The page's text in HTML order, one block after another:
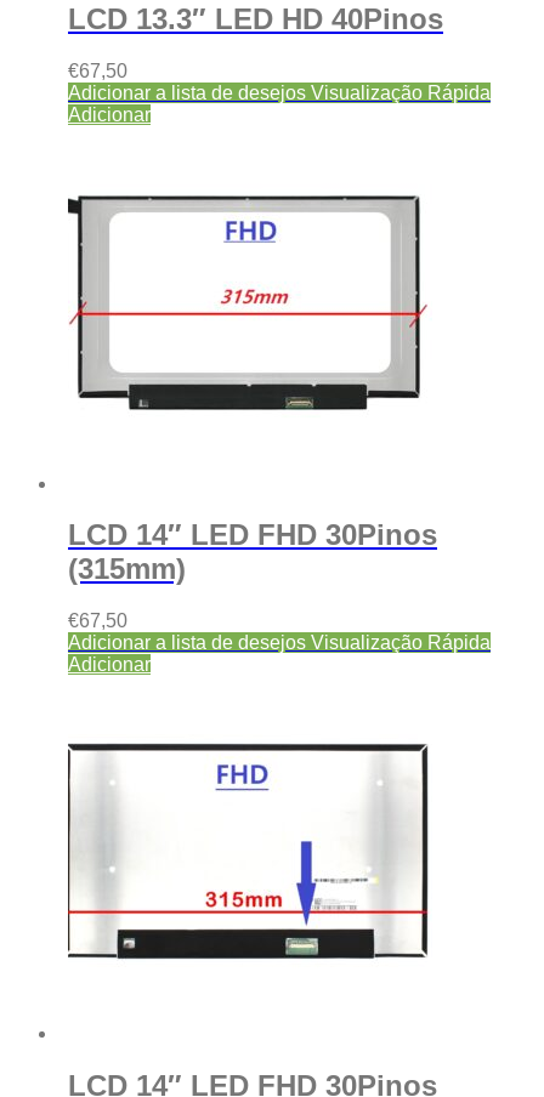
LCD 13.3″ LED HD 40Pinos
€67,50
Adicionar a lista de desejos Visualização Rápida
Adicionar
LCD 14″ LED FHD 30Pinos
(315mm)
€67,50
Adicionar a lista de desejos Visualização Rápida
Adicionar
LCD 14″ LED FHD 30Pinos